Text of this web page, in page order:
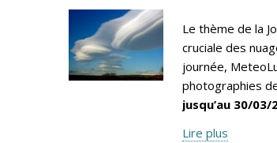
Le thème de la
cruciale des
journée,
photographies
jusqu’au 30/
Lire plus